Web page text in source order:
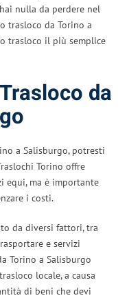
nulla da perdere nel
trasloco da Torino a
trasloco il più semplice
da
a Salisburgo, potresti
Torino offre
equi, ma è importante
i costi.
da diversi fattori, tra
e servizi
Torino a Salisburgo
locale, a causa
di beni che devi